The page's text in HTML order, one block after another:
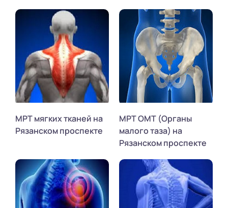
МРТ мягких тканей на
Рязанском проспекте
МРТ ОМТ (Органы
малого таза) на
Рязанском проспекте